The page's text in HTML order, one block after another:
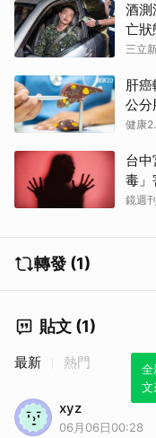
酒測
亡狀
三立
肝
公分
健康
台
毒
鏡週刊
轉發 (1)
貼文 (1)
全
文
最新 熱門
xyz
06月06日00:28